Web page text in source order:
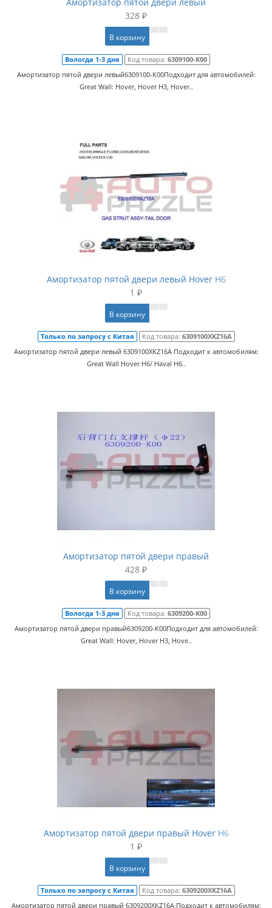
328 ₽
В корзину
Вологда 1-3 дня Код товара: 6309100-K00
Амортизатор пятой двери левый6309100-K00Подходит для автомобилей:
Great Wall: Hover, Hover H3, Hover..
Амортизатор пятой двери левый Hover H6
1 ₽
В корзину
Только по запросу с Китая Код товара: 6309100XKZ16A
Амортизатор пятой двери левый 6309100XKZ16A Подходит к автомобилям:
Great Wall Hover H6/ Haval H6..
Амортизатор пятой двери правый
428 ₽
В корзину
Вологда 1-3 дня Код товара: 6309200-K00
Амортизатор пятой двери правый6309200-K00Подходит для автомобилей:
Great Wall: Hover, Hover H3, Hove..
Амортизатор пятой двери правый Hover H6
1 ₽
В корзину
Только по запросу с Китая Код товара: 6309200XKZ16A
Амортизатор пятой двери правый 6309200XKZ16A Подходит к автомобилям: